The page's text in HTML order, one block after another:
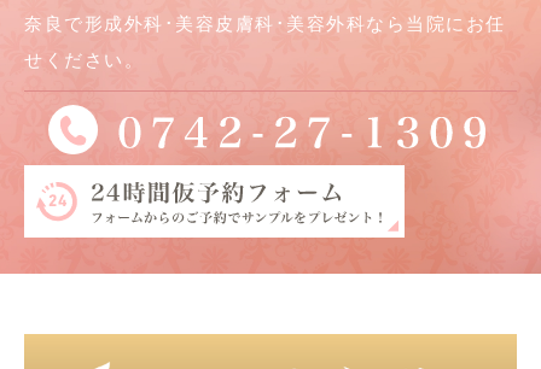
奈良で形成外科･美容皮膚科･美容外科なら当院にお任
せください。